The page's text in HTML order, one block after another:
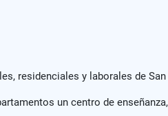
residenciales y laborales de
un centro de